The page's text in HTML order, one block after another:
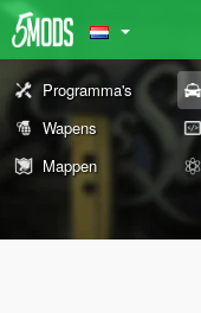
Programma's
Wapens
Mappen